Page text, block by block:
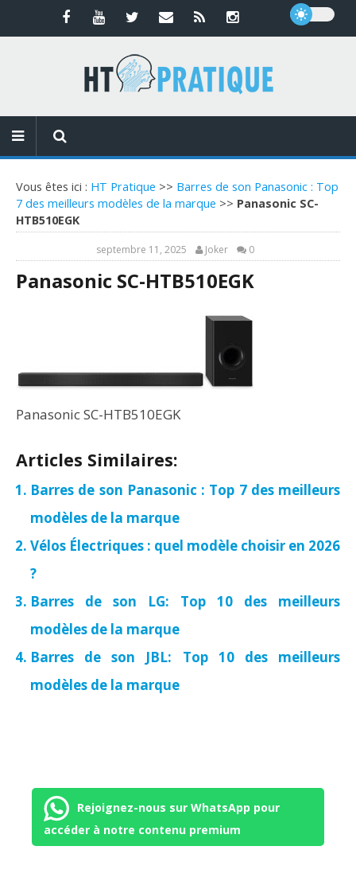
Vous êtes ici : HT Pratique >> Barres de son Panasonic : Top
7 des meilleurs modèles de la marque >> Panasonic SC-
HTB510EGK
septembre 11, 2025 Joker 0
Panasonic SC-HTB510EGK
Panasonic SC-HTB510EGK
Articles Similaires:
Barres de son Panasonic : Top 7 des meilleurs
modèles de la marque
Vélos Électriques : quel modèle choisir en 2026
?
Barres de son LG: Top 10 des meilleurs
modèles de la marque
Barres de son JBL: Top 10 des meilleurs
modèles de la marque
Rejoignez-nous sur WhatsApp pour
accéder à notre contenu premium